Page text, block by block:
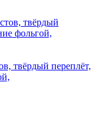
твёрдый переплёт,